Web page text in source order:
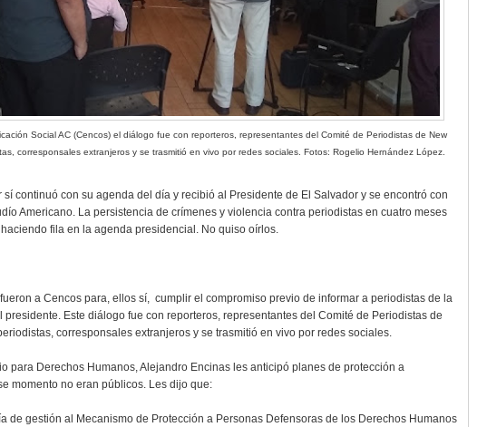
Social AC (Cencos) el diálogo fue con reporteros, representantes del Comité de Periodistas de New
corresponsales extranjeros y se trasmitió en vivo por redes sociales. Fotos: Rogelio Hernández López.
continuó con su agenda del día y recibió al Presidente de El Salvador y se encontró con
Americano. La persistencia de crímenes y violencia contra periodistas en cuatro meses
fila en la agenda presidencial. No quiso oírlos.
a Cencos para, ellos sí, cumplir el compromiso previo de informar a periodistas de la
Este diálogo fue con reporteros, representantes del Comité de Periodistas de
corresponsales extranjeros y se trasmitió en vivo por redes sociales.
para Derechos Humanos, Alejandro Encinas les anticipó planes de protección a
momento no eran públicos. Les dijo que:
de gestión al Mecanismo de Protección a Personas Defensoras de los Derechos Humanos